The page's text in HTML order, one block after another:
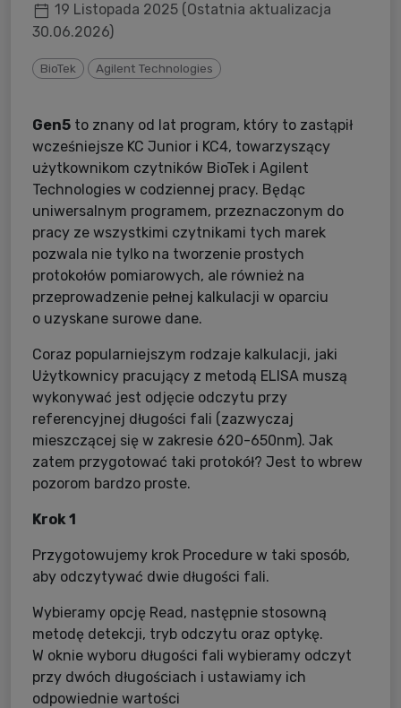
19 Listopada 2025 (Ostatnia aktualizacja
30.06.2026)
BioTek Agilent Technologies
Gen5 to znany od lat program, który to zastąpił
wcześniejsze KC Junior i KC4, towarzyszący
użytkownikom czytników BioTek i Agilent
Technologies w codziennej pracy. Będąc
uniwersalnym programem, przeznaczonym do
pracy ze wszystkimi czytnikami tych marek
pozwala nie tylko na tworzenie prostych
protokołów pomiarowych, ale również na
przeprowadzenie pełnej kalkulacji w oparciu
o uzyskane surowe dane.
Coraz popularniejszym rodzaje kalkulacji, jaki
Użytkownicy pracujący z metodą ELISA muszą
wykonywać jest odjęcie odczytu przy
referencyjnej długości fali (zazwyczaj
mieszczącej się w zakresie 620-650nm). Jak
zatem przygotować taki protokół? Jest to wbrew
pozorom bardzo proste.
Krok 1
Przygotowujemy krok Procedure w taki sposób,
aby odczytywać dwie długości fali.
Wybieramy opcję Read, następnie stosowną
metodę detekcji, tryb odczytu oraz optykę.
W oknie wyboru długości fali wybieramy odczyt
przy dwóch długościach i ustawiamy ich
odpowiednie wartości